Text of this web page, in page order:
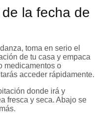
la fecha de
toma en serio el
de tu casa y empaca
medicamentos o
acceder rápidamente.
donde irá y
fresca y seca. Abajo se